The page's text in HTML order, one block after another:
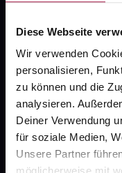
Diese Webseite
Wir verwenden
personalisieren,
zu können und die
analysieren.
Deiner Verwendung
für soziale Medien,
Unsere Partner
Über uns
Karriere